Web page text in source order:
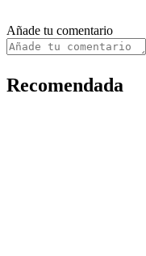
Añade tu comentario
Recomendada